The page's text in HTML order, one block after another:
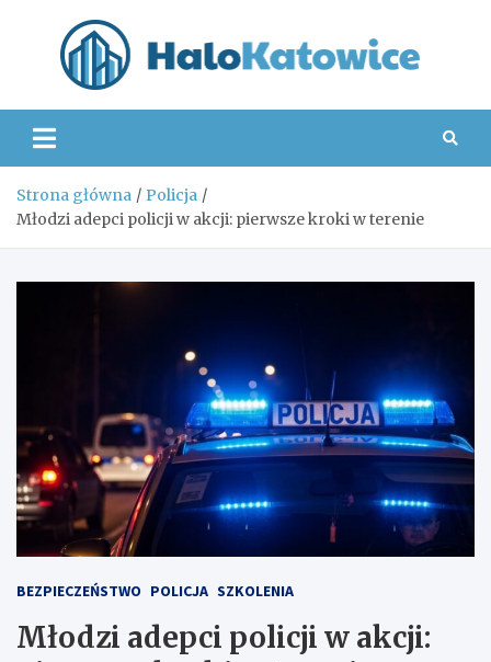
Strona główna
Policja
Młodzi adepci policji w akcji: pierwsze kroki w terenie
BEZPIECZEŃSTWO POLICJA SZKOLENIA
Młodzi adepci policji w akcji: